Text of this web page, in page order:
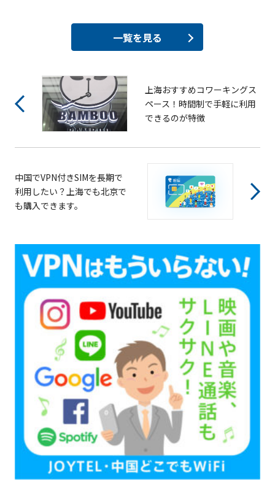
一覧を見る
上海おすすめコワーキングス
ペース！時間制で手軽に利用
できるのが特徴
中国でVPN付きSIMを長期で
利用したい？上海でも北京で
も購入できます。